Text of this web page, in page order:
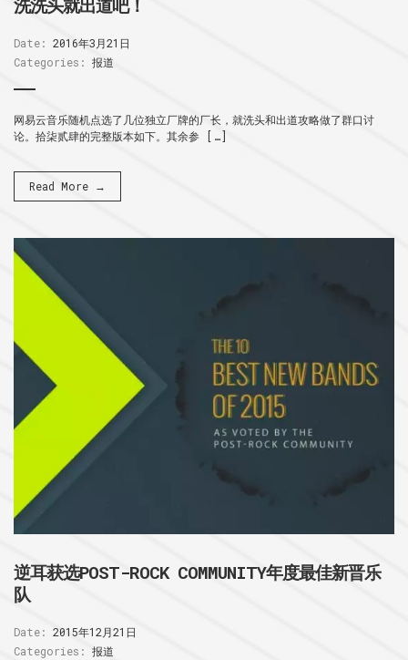
洗洗头就出道吧！
Date: 2016年3月21日
Categories: 报道
网易云音乐随机点选了几位独立厂牌的厂长，就洗头和出道攻略做了群口讨
论。拾柒贰肆的完整版本如下。其余参 […]
Read More →
逆耳获选POST-ROCK COMMUNITY年度最佳新晋乐
队
Date: 2015年12月21日
Categories: 报道